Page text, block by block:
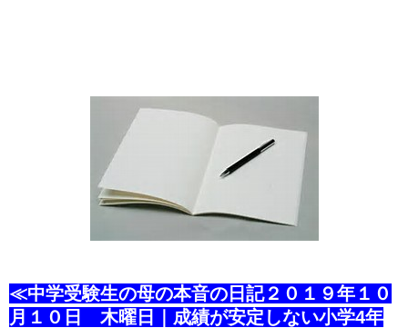
≪中学受験生の母の本音の日記２０１９年１０
月１０日 木曜日｜成績が安定しない小学4年